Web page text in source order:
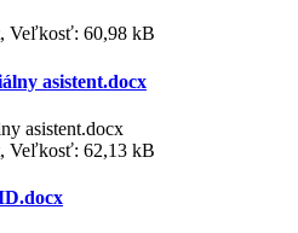
Veľkosť: 60,98 kB
asistent.docx
asistent.docx
Veľkosť: 62,13 kB